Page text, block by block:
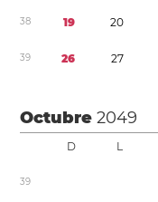
38 19 20
39 26 27
Octubre2049
D L
39